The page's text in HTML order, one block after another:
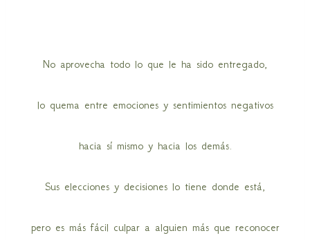
No aprovecha todo lo que le ha sido entregado,
lo quema entre emociones y sentimientos negativos
hacia sí mismo y hacia los demás.
Sus elecciones y decisiones lo tiene donde está,
pero es más fácil culpar a alguien más que reconocer